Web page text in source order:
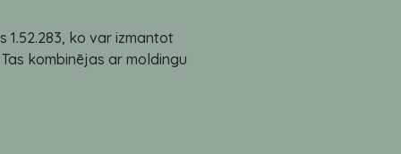
1.52.283, ko var izmantot
kombinējas ar moldingu